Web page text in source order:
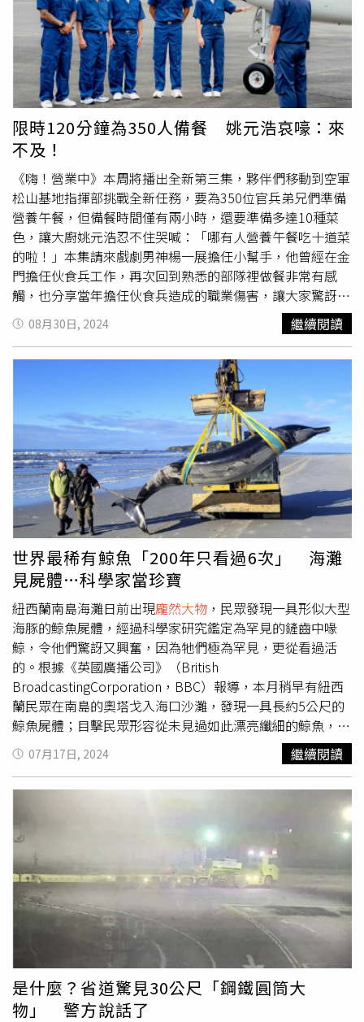
是世界第一個，公平會若作出不恰當裁決將影響政府形象。
李鎂解釋，之所以會延後1個月，是因為Uber Eats美國母公
司以及foodpanda德國母公司協商在17日一起派代表抵台陳
述意見，公平會基於正當程序、慎重起見而延長審議期，未
來會根據雙方的意見、各界意見綜合，依照我國《公平交易
法》的處理原則盡力趕在1月31日前做出裁決結果。公平會
服務競爭處長林慶堂表示，雙方外商代表17日針對各界意見
作最終答辯，他們認為該合併案有益於整體經濟效益，且市
場界定不應限定於外送平台，且潛在的外送業者很容易就可
以加入市場競爭，這些意見都會整理納入審議中。
限時120分鐘為350人備餐 姚元浩哀嚎：來
不及！
《嗨！營業中》本周將播出全新第三集，夥伴們移動到空軍
松山基地指揮部挑戰全新任務，要為350位官兵弟兄們準備
營養午餐，但備餐時間僅有兩小時，還要準備多達10種菜
色，讓大廚姚元浩忍不住哭喊：「哪有人營養午餐吃十道菜
的啦！」本集請來戲劇男神楊一展擔任小幫手，他曾經在金
門擔任伙食兵工作，再次回到熟悉的部隊裡做餐非常有感
觸，也分享當年擔任伙食兵造成的職業傷害，讓大家驚訝這
個工作真的是非常困難，正當姚元浩、莎莎，郭泓志與乱彈
阿翔、張立東在廚房忙到不可開交，出餐時間眼看就要來不
及，姚元浩突然大喊：「我覺得還是需要小幫手耶！」莎莎
則笑著指正說：「啊！小幫手（楊一展）就在你旁邊呀！」
楊一展也立即出聲回應：「正在努力中。」可見大家被逼到
都時空混淆了。面對空軍官兵共350人的營養午餐，卻只有
2小時的備餐時間，姚元浩首度舉白旗跟士官長討救兵：
「時間過太快了，真的來不及，拜託士官長可以派出最強兵
力來支援嗎？」此外，姚元浩、莎莎，郭泓志、乱彈阿翔與
張立東也接下清洗空軍飛機的重要任務，姚元浩直言：「這
是我人生第一次洗過這麼大的物體，跟洗車完全不一樣！」
乱彈阿翔則是天真地問：「我以為飛機都是開進去一台機
器，就會有機器幫忙洗乾淨，今天真的都沒有機器嗎？」大
家面對如此龐然大物都有點沒輒，張立東還被超強水柱絆
倒，差點無法繼續完成任務。姚元浩帶領《嗨！營業中》夥
伴們一起清洗飛機。（圖／好看娛樂提供）
08月30日, 2024 繼續閱讀
世界最稀有鯨魚「200年只看過6次」 海灘
見屍體…科學家當珍寶
紐西蘭南島海灘日前出現龐然大物 ，民眾發現一具形似大型
海豚的鯨魚屍體，經過科學家研究鑑定為罕見的鏟齒中喙
鯨，令他們驚訝又興奮，因為牠們極為罕見，更從看過活
的。根據《英國廣播公司》（British
BroadcastingCorporation，BBC）報導，本月稍早有紐西
蘭民眾在南島的奧塔戈入海口沙灘，發現一具長約5公尺的
鯨魚屍體；目擊民眾形容從未見過如此漂亮纖細的鯨魚，體
型像是大海豚，親眼看過才能體會的視覺衝擊。在民眾即刻
通報相關管理單位後，紐西蘭保育部和國立博物館的海洋哺
乳動物專家鑑定，鯨魚屍體為雄性鏟齒中喙鯨，是相當罕見
的物種；保育部的其中一位主管戴維斯（Gabe Davies）
稱，鏟齒中喙鯨是現代罕見的大型哺乳動物之一，「從
1800年代，全世界只有6個樣本記錄」，人類從沒見過牠活
著的樣子。科學家表示鏟齒中喙鯨相當罕見，200年來只看
過6次，且人類未曾見過牠活著的樣子。（圖／美聯社）而
科學家也將透過鏟齒中喙鯨的屍體展開DNA鑑定，以保正確
分類，戴維斯也直言，「以科學和保育角度，這是一項巨大
發現」。據悉，尚未有鏟齒中喙鯨為何如此罕見的說法，但
有一派看法認為，鏟齒中喙鯨生活在非常深層的水域，死後
應該很難被沖上岸，所以牠們才會這麼稀有。
07月17日, 2024 繼續閱讀
是什麼？省道驚見30公尺「鋼鐵圓筒大
物」 警方說話了